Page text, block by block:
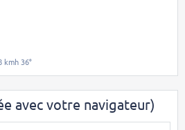
kmh 36°
avec votre navigateur)